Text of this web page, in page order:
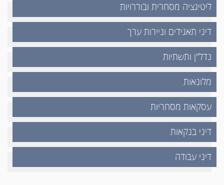
ליטיגציה מסחרית ובוררויות
דיני תאגידים וניירות ערך
נדל"ן ותשתיות
מלונאות
עסקאות מסחריות
דיני בנקאות
דיני עבודה